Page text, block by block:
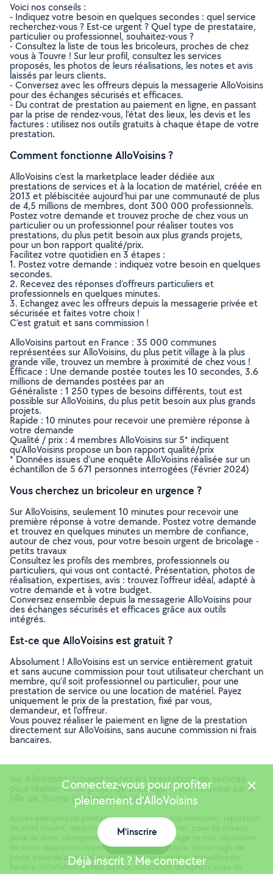
Voici nos conseils :
- Indiquez votre besoin en quelques secondes : quel service
recherchez-vous ? Est-ce urgent ? Quel type de prestataire,
particulier ou professionnel, souhaitez-vous ?
- Consultez la liste de tous les bricoleurs, proches de chez
vous à Touvre ! Sur leur profil, consultez les services
proposés, les photos de leurs réalisations, les notes et avis
laissés par leurs clients.
- Conversez avec les offreurs depuis la messagerie AlloVoisins
pour des échanges sécurisés et efficaces.
- Du contrat de prestation au paiement en ligne, en passant
par la prise de rendez-vous, l’état des lieux, les devis et les
factures : utilisez nos outils gratuits à chaque étape de votre
prestation.
Comment fonctionne AlloVoisins ?
AlloVoisins c’est la marketplace leader dédiée aux
prestations de services et à la location de matériel, créée en
2013 et plébiscitée aujourd’hui par une communauté de plus
de 4,5 millions de membres, dont 300 000 professionnels.
Postez votre demande et trouvez proche de chez vous un
particulier ou un professionnel pour réaliser toutes vos
prestations, du plus petit besoin aux plus grands projets,
pour un bon rapport qualité/prix.
Facilitez votre quotidien en 3 étapes :
1. Postez votre demande : indiquez votre besoin en quelques
secondes.
2. Recevez des réponses d’offreurs particuliers et
professionnels en quelques minutes.
3. Echangez avec les offreurs depuis la messagerie privée et
sécurisée et faites votre choix !
C’est gratuit et sans commission !
AlloVoisins partout en France : 35 000 communes
représentées sur AlloVoisins, du plus petit village à la plus
grande ville, trouvez un membre à proximité de chez vous !
Efficace : Une demande postée toutes les 10 secondes, 3.6
millions de demandes postées par an
Généraliste : 1 250 types de besoins différents, tout est
possible sur AlloVoisins, du plus petit besoin aux plus grands
projets.
Rapide : 10 minutes pour recevoir une première réponse à
votre demande
Qualité / prix : 4 membres AlloVoisins sur 5* indiquent
qu’AlloVoisins propose un bon rapport qualité/prix
* Données issues d’une enquête AlloVoisins réalisée sur un
échantillon de 5 671 personnes interrogées (Février 2024)
Vous cherchez un bricoleur en urgence ?
Sur AlloVoisins, seulement 10 minutes pour recevoir une
première réponse à votre demande. Postez votre demande
et trouvez en quelques minutes un membre de confiance,
autour de chez vous, pour votre besoin urgent de bricolage -
petits travaux
Consultez les profils des membres, professionnels ou
particuliers, qui vous ont contacté. Présentation, photos de
réalisation, expertises, avis : trouvez l'offreur idéal, adapté à
votre demande et à votre budget.
Conversez ensemble depuis la messagerie AlloVoisins pour
des échanges sécurisés et efficaces grâce aux outils
intégrés.
Est-ce que AlloVoisins est gratuit ?
Absolument ! AlloVoisins est un service entièrement gratuit
et sans aucune commission pour tout utilisateur cherchant un
membre, qu’il soit professionnel ou particulier, pour une
prestation de service ou une location de matériel. Payez
uniquement le prix de la prestation, fixé par vous,
demandeur, et l’offreur.
Vous pouvez réaliser le paiement en ligne de la prestation
directement sur AlloVoisins, sans aucune commission ni frais
bancaires.
Sur AlloVoisins, trouvez toutes les prestations de services
pour réaliser votre projet de Bricolage - Petits travaux sur la
ville de Touvre (Charente, 16600)
Autres exemples de prestations réalisées par nos membres : réparation
de volet roulant, réparation de volet, pose de volet, pose de rideaux,
pose de store, changement de plinthe, rebouchage de mur, réparation
de store, réparation de porte, démontage de store, démontage de
porte, pose de suspension, installation de portillon, réparation de
fenêtre, installation de télé au mur, installation de siphon, pose de
Connectez-vous pour profiter
pleinement d'AlloVoisins
M'inscrire
Déjà inscrit ? Me connecter